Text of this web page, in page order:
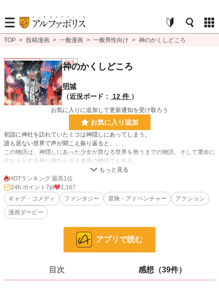
TOP > 投稿漫画 > 一般漫画 > 一般男性向け > 神のかくしどころ
一般男性向け 連載中 R15
神のかくしどころ
明城
（近況ボード：
12 件 ）
お気に入りに追加して更新通知を受け取ろう
お気に入り追加
初詣に神社を訪れていたミコは神隠しにあってしまう。
誰も居ない世界で声が聞こえ振り返ると、、、
この物語は、神隠しにあった少女が異なる世界を救うまでの物語。そして運命に
抗おうとする神と神ならざる者達の物語でもある。
漫画 258 位 / 8,552 件
一般男性向け 90 位 / 2,372 件
お気に入り 60
2025.11.30 19:00
HOTランキング 最高1位
24h.ポイント 7pt
1,167
ギャグ・コメディ
ファンタジー 冒険・アドベンチャー
アクション
漫画ダービー
アプリで読む
目次 感想（39件）